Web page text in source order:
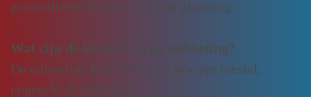
geïnstalleerd binnen 2 jaar na plaatsing.
Wat zijn de kosten van de nulmeting?
De nulmeting kost € 89 incl. btw per toestel,
ongeacht de uitkomst.